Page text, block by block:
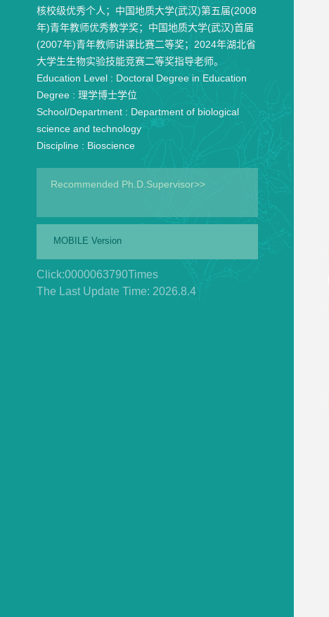
核校级优秀个人；中国地质大学(武汉)第五届(2008
年)青年教师优秀教学奖；中国地质大学(武汉)首届
(2007年)青年教师讲课比赛二等奖；2024年湖北省
大学生生物实验技能竞赛二等奖指导老师。
Education Level : Doctoral Degree in Education
Degree : 理学博士学位
School/Department : Department of biological
science and technology
Discipline : Bioscience
Recommended Ph.D.Supervisor>>
MOBILE Version
Click:0000063790Times
The Last Update Time: 2026.8.4